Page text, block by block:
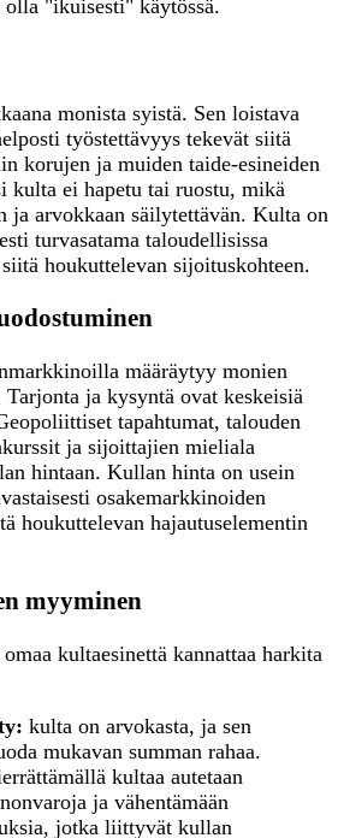
"ikuisesti" käytössä.
monista syistä. Sen loistava
työstettävyys tekevät siitä
korujen ja muiden taide-esineiden
kulta ei hapetu tai ruostu, mikä
ja arvokkaan säilytettävän. Kulta on
turvasatama taloudellisissa
houkuttelevan sijoituskohteen.
määräytyy monien
ja kysyntä ovat keskeisiä
tapahtumat, talouden
ja sijoittajien mieliala
hintaan. Kullan hinta on usein
osakemarkkinoiden
houkuttelevan hajautuselementin
myyminen
kultaesinettä kannattaa harkita
kulta on arvokasta, ja sen
mukavan summan rahaa.
kultaa autetaan
ja vähentämään
jotka liittyvät kullan